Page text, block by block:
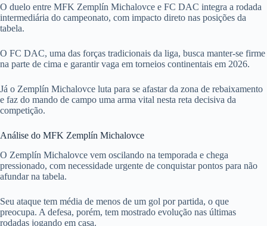
O duelo entre MFK Zemplín Michalovce e FC DAC integra a rodada
intermediária do campeonato, com impacto direto nas posições da
tabela.
O FC DAC, uma das forças tradicionais da liga, busca manter-se firme
na parte de cima e garantir vaga em torneios continentais em 2026.
Já o Zemplín Michalovce luta para se afastar da zona de rebaixamento
e faz do mando de campo uma arma vital nesta reta decisiva da
competição.
Análise do MFK Zemplín Michalovce
O Zemplín Michalovce vem oscilando na temporada e chega
pressionado, com necessidade urgente de conquistar pontos para não
afundar na tabela.
Seu ataque tem média de menos de um gol por partida, o que
preocupa. A defesa, porém, tem mostrado evolução nas últimas
rodadas jogando em casa.